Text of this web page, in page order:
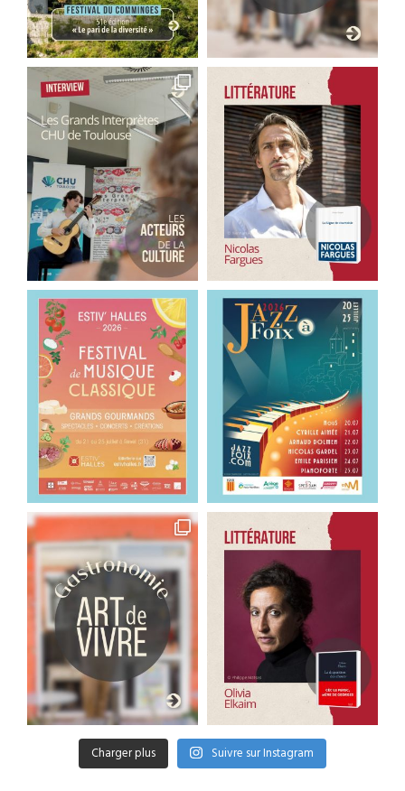
Charger plus Suivre sur Instagram